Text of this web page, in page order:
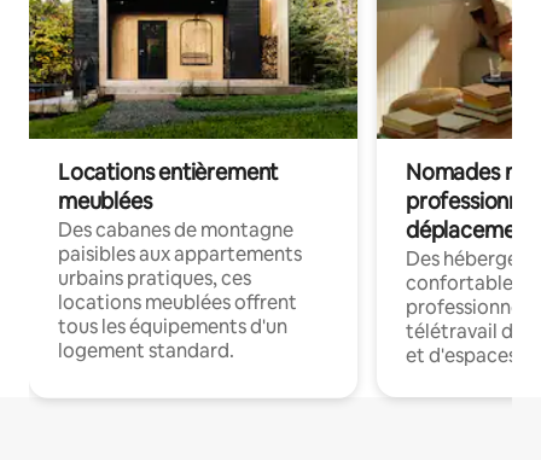
Locations entièrement
meublées
Des cabanes de montagne
paisibles aux appartements
urbains pratiques, ces
locations meublées offrent
tous les équipements d'un
logement standard.
Nomades
déplacement
Des
confortables
professionnels
télétravail
et d'espaces